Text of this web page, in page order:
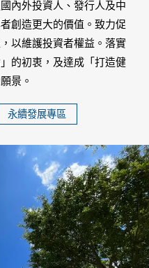
內外投資人、發行人及中
創造更大的價值。致力促
以維護投資者權益。落實
的初衷，及達成「打造健
景。
永續發展專區